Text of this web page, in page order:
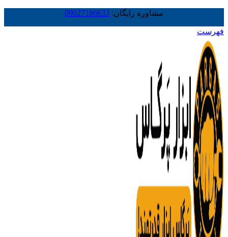
مشاوره رایگان: 09027186633
فهرست